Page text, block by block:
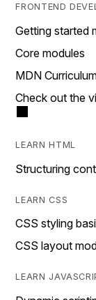
FRONTEND
Getting started
Core modules
MDN
Check out the
LEARN HTML
Structuring
LEARN CSS
CSS styling
CSS layout
LEARN